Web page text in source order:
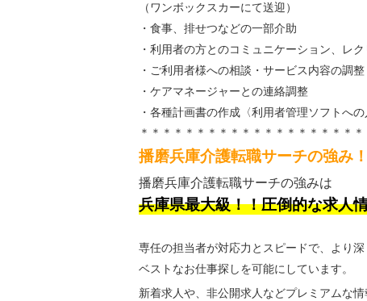
（ワンボックスカーにて送迎）
・食事、排せつなどの一部介助
・利用者の方とのコミュニケーション、レ
・ご利用者様への相談・サービス内容の調整
・ケアマネージャーとの連絡調整
・各種計画書の作成〈利用者管理ソフトへ
＊＊＊＊＊＊＊＊＊＊＊＊＊＊＊＊＊＊＊＊
播磨兵庫介護転職サーチの強み！
播磨兵庫介護転職サーチの強みは
兵庫県最大級！！圧倒的な求人
専任の担当者が対応力とスピードで、より深
ベストなお仕事探しを可能にしています。
新着求人や、非公開求人などプレミアムな